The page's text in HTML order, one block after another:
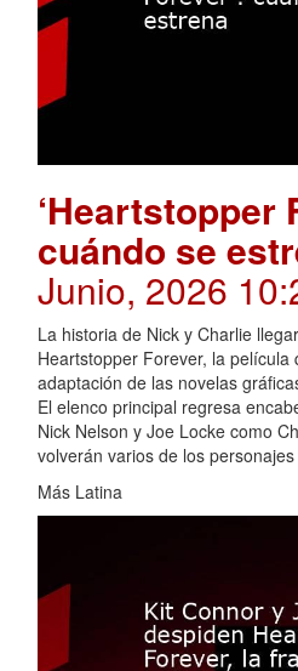
‘Heartstopper
cuándo se
Junio, 2026
La historia de Nick y Charlie
Heartstopper Forever, la
adaptación de las novelas
El elenco principal regresa
Nick Nelson y Joe Locke como
volverán varios de los
Más Latina